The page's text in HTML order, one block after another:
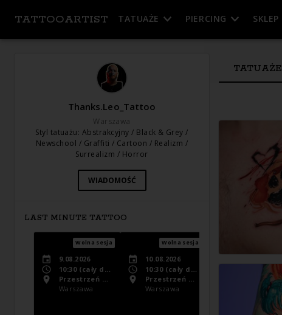
TATTOOARTIST TATUAŻE PIERCING SKLEP
Thanks.Leo_Tattoo
Warszawa
Styl tatuażu: Abstrakcyjny / Black & Grey /
Newschool / Graffiti / Cartoon / Realizm /
Surrealizm / Horror
WIADOMOŚĆ
LAST MINUTE TATTOO
Wolna sesja
9.08.2026
10:30(cały dzień)
Przestrzeń Artystyczna Tattoo Collective
Warszawa
Wolna sesja
10.08.2026
10:30(cały dzień)
Przestrzeń Artystyczna Tattoo Collective
Warszawa
Przestrzeń Artystyczna Tattoo Collective
TATUAŻE